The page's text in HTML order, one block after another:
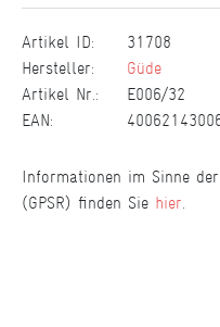
Artikel ID:
31708
Hersteller:
Güde
Artikel Nr.:
E006/32
EAN:
Informationen im Sinne
(GPSR) finden Sie hier